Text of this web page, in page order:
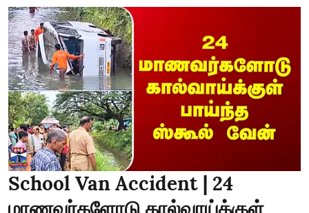
School Van Accident | 24
மாணவர்களோடு கால்வாய்க்குள்